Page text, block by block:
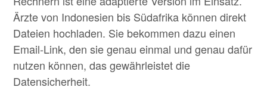
Ärzte von Indonesien bis Südafrika können direkt
Dateien hochladen. Sie bekommen dazu einen
Email-Link, den sie genau einmal und genau dafür
nutzen können, das gewährleistet die
Datensicherheit.